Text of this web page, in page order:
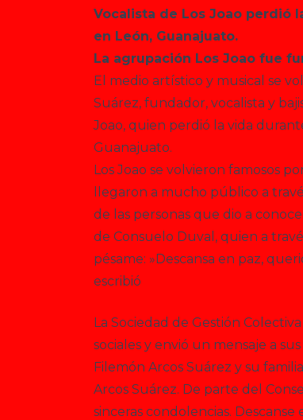
Vocalista de Los Joao perdió
en León, Guanajuato.
La agrupación Los Joao fue
El medio artístico y musical se
Suárez, fundador, vocalista y
Joao, quien perdió la vida
Guanajuato.
Los Joao se volvieron famosos
llegaron a mucho público a
de las personas que dio a
de Consuelo Duval, quien a
pésame: »Descansa en paz,
escribió
La Sociedad de Gestión
sociales y envió un mensaje a
Filemón Arcos Suárez y su
Arcos Suárez. De parte del
sinceras condolencias. Descanse